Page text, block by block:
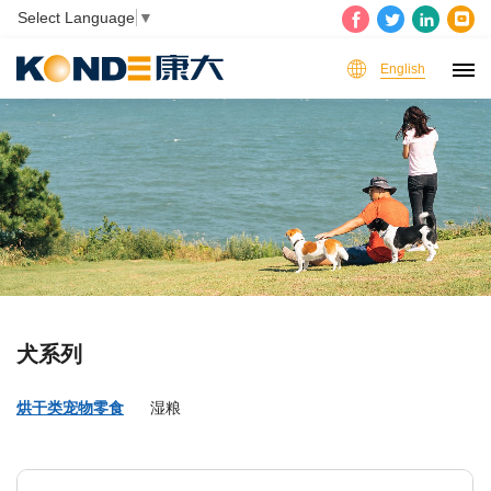
Select Language ▼
English
犬系列
烘干类宠物零食 湿粮